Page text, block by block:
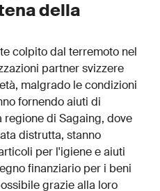
della
colpito dal terremoto nel
partner svizzere
malgrado le condizioni
fornendo aiuti di
regione di Sagaing, dove
distrutta, stanno
per l'igiene e aiuti
finanziario per i beni
grazie alla loro